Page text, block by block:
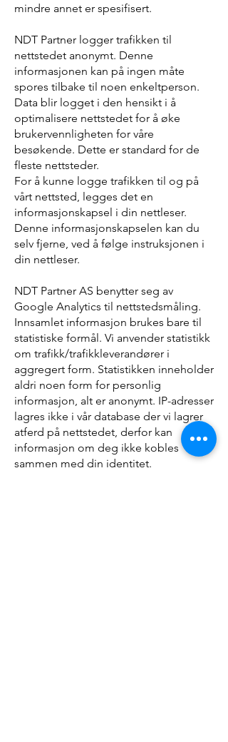
mindre annet er spesifisert.
NDT Partner logger trafikken til
nettstedet anonymt. Denne
informasjonen kan på ingen måte
spores tilbake til noen enkeltperson.
Data blir logget i den hensikt i å
optimalisere nettstedet for å øke
brukervennligheten for våre
besøkende. Dette er standard for de
fleste nettsteder.
For å kunne logge trafikken til og på
vårt nettsted, legges det en
informasjonskapsel i din nettleser.
Denne informasjonskapselen kan du
selv fjerne, ved å følge instruksjonen i
din nettleser.
NDT Partner AS benytter seg av
Google Analytics til nettstedsmåling.
Innsamlet informasjon brukes bare til
statistiske formål. Vi anvender statistikk
om trafikk/trafikkleverandører i
aggregert form. Statistikken inneholder
aldri noen form for personlig
informasjon, alt er anonymt. IP-adresser
lagres ikke i vår database der vi lagrer
atferd på nettstedet, derfor kan
informasjon om deg ikke kobles
sammen med din identitet.